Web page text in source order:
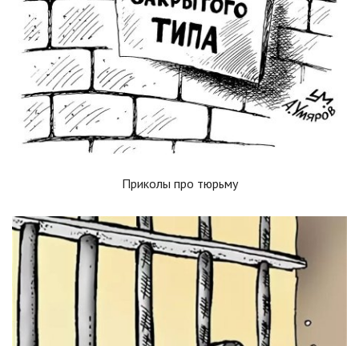
Приколы про тюрьму